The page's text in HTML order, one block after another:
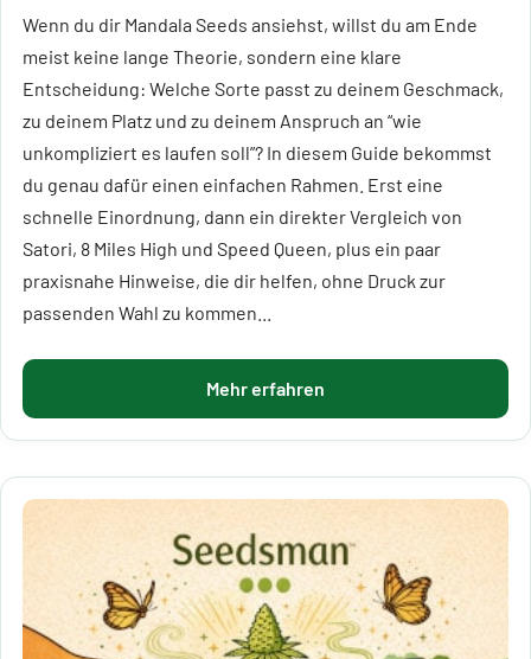
Wenn du dir Mandala Seeds ansiehst, willst du am Ende
meist keine lange Theorie, sondern eine klare
Entscheidung: Welche Sorte passt zu deinem Geschmack,
zu deinem Platz und zu deinem Anspruch an “wie
unkompliziert es laufen soll”? In diesem Guide bekommst
du genau dafür einen einfachen Rahmen. Erst eine
schnelle Einordnung, dann ein direkter Vergleich von
Satori, 8 Miles High und Speed Queen, plus ein paar
praxisnahe Hinweise, die dir helfen, ohne Druck zur
passenden Wahl zu kommen...
Mehr erfahren